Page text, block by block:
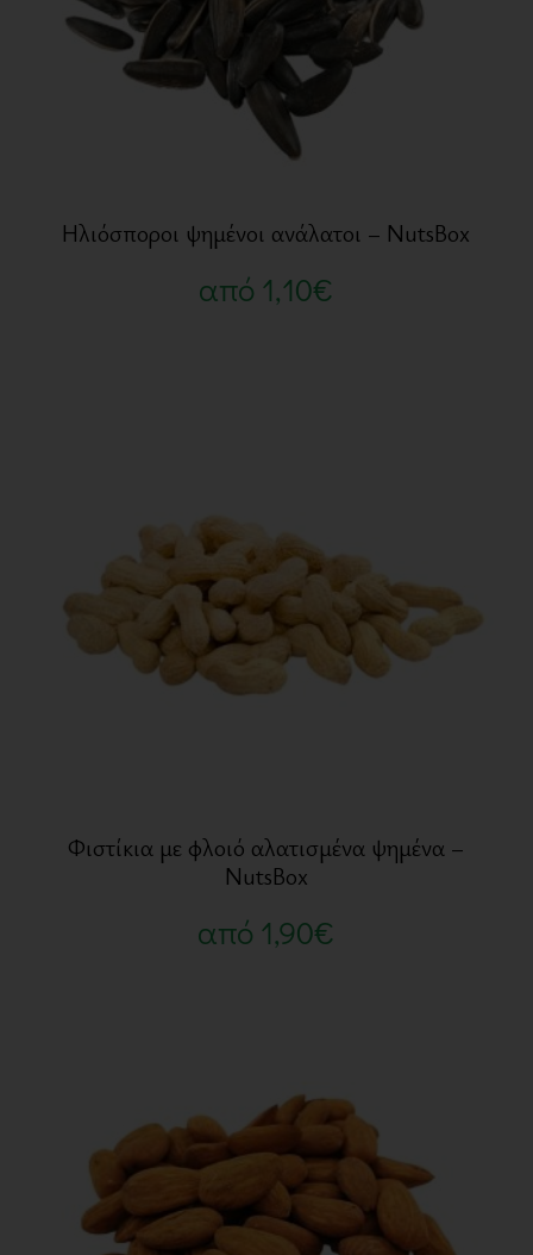
Ηλιόσποροι ψημένοι ανάλατοι – NutsBox
από 1,10€
Φιστίκια με φλοιό αλατισμένα ψημένα –
NutsBox
από 1,90€